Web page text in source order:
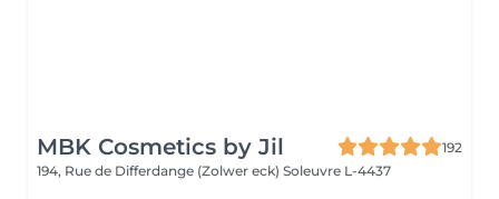
MBK Cosmetics by Jil
192
194, Rue de Differdange (Zolwer eck) Soleuvre L-4437